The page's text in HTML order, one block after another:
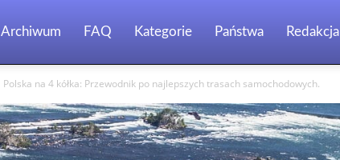
Archiwum FAQ Kategorie Państwa Redakcja
Polska na 4 kółka: Przewodnik po najlepszych trasach samochodowych.